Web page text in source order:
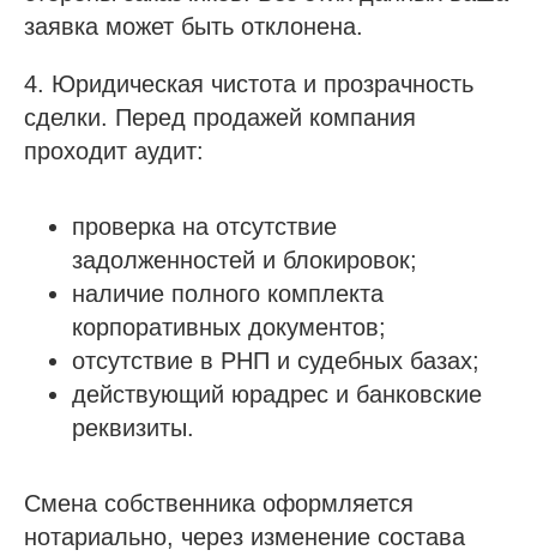
заявка может быть отклонена.
4. Юридическая чистота и прозрачность
сделки. Перед продажей компания
проходит аудит:
проверка на отсутствие
задолженностей и блокировок;
наличие полного комплекта
корпоративных документов;
отсутствие в РНП и судебных базах;
действующий юрадрес и банковские
реквизиты.
Смена собственника оформляется
нотариально, через изменение состава